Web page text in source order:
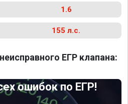
1.6
155 л.с.
ЕГР клапана:
ошибок по ЕГР!